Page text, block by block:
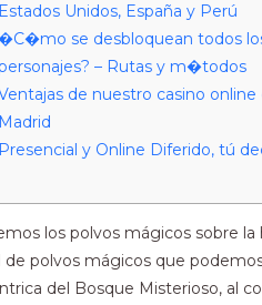
Estados Unidos, España y Perú
se desbloquean todos
– Rutas y m�todos
de nuestro casino online
Madrid
Presencial y Online Diferido, tú
los polvos mágicos sobre
de polvos mágicos que
del Bosque Misterioso, al